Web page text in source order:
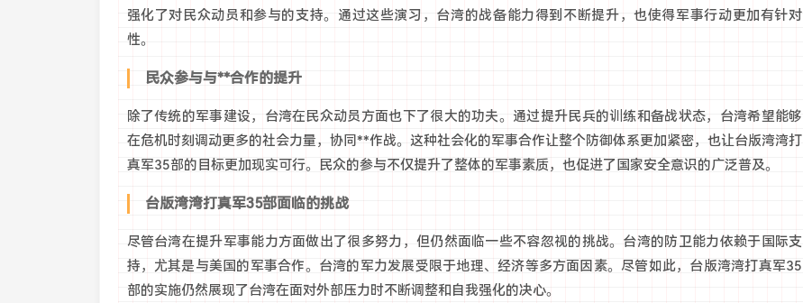
强化了对民众动员和参与的支持。通过这些演习，台湾的战备能力得到不断提升，也使得军事行动更加有针对
性。
民众参与与**合作的提升
除了传统的军事建设，台湾在民众动员方面也下了很大的功夫。通过提升民兵的训练和备战状态，台湾希望能够
在危机时刻调动更多的社会力量，协同**作战。这种社会化的军事合作让整个防御体系更加紧密，也让台版湾湾打
真军35部的目标更加现实可行。民众的参与不仅提升了整体的军事素质，也促进了国家安全意识的广泛普及。
台版湾湾打真军35部面临的挑战
尽管台湾在提升军事能力方面做出了很多努力，但仍然面临一些不容忽视的挑战。台湾的防卫能力依赖于国际支
持，尤其是与美国的军事合作。台湾的军力发展受限于地理、经济等多方面因素。尽管如此，台版湾湾打真军35
部的实施仍然展现了台湾在面对外部压力时不断调整和自我强化的决心。